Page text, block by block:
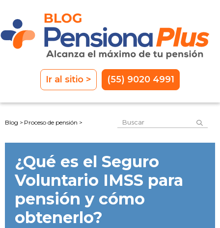
Ir al sitio > (55) 9020 4991
Blog > Proceso de pensión > Este es un campo
¿Qué es el Seguro
Voluntario IMSS para
pensión y cómo
obtenerlo?